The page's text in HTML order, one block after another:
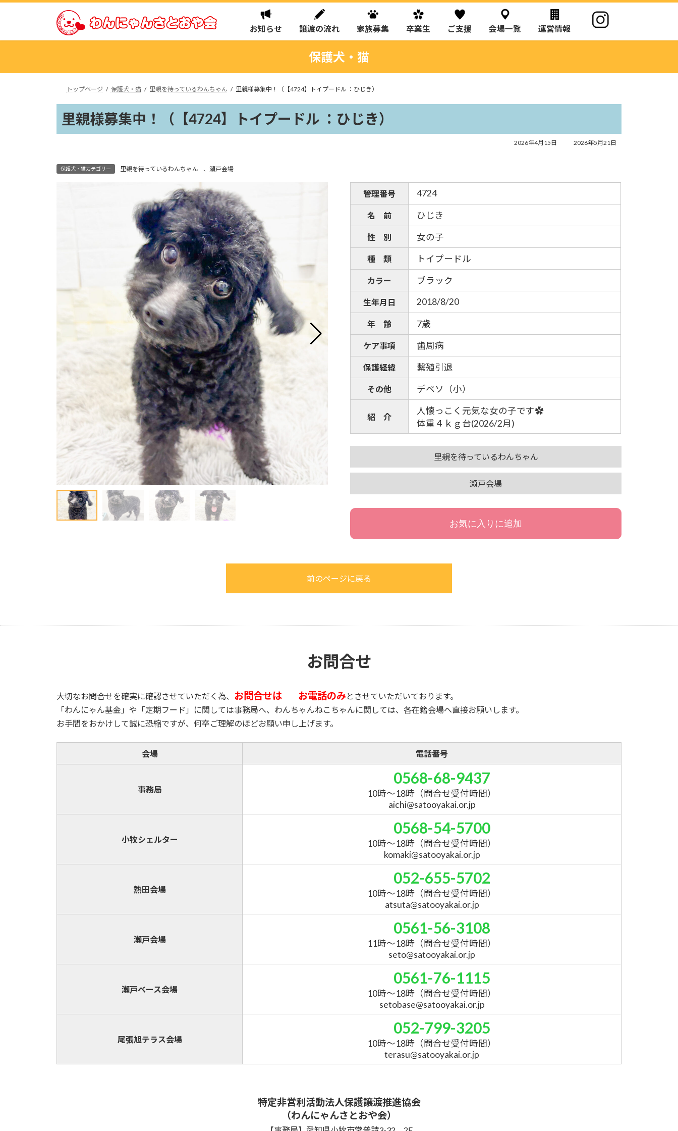
お知らせ 譲渡の流れ 家族募集 卒業生 ご支援 会場一覧 運営情報
保護犬・猫
トップページ 保護犬・猫 里親を待っているわんちゃん 里親様募集中！（【4724】トイプードル ：ひじき）
里親様募集中！（【4724】トイプードル ：ひじき）
2026年4月15日
最
時
2026年5月21日
保護犬・猫カテゴリー 里親を待っているわんちゃん 、 瀬戸会場
管理番号 4724
名 前 ひじき
性 別 女の子
種 類 トイプードル
カラー ブラック
生年月日 2018/8/20
年 齢 7歳
ケア事項 歯周病
保護経緯 繫殖引退
その他 デベソ（小）
紹 介
人懐っこく元気な女の子です✿
体重４ｋｇ台(2026/2月)
里親を待っているわんちゃん
瀬戸会場
お気に入りに追加
前のページに戻る
お問合せ
大切なお問合せを確実に確認させていただく為、 お問合せは お電話のみ とさせていただいております。
「わんにゃん基金」や「定期フード」に関しては事務局へ、わんちゃんねこちゃんに関しては、各在籍会場へ直接お願いします。
お手間をおかけして誠に恐縮ですが、何卒ご理解のほどお願い申し上げます。
会場 電話番号
事務局
0568-68-9437
10時～18時 （問合せ受付時間）
aichi@satooyakai.or.jp
小牧シェルター
0568-54-5700
10時～18時 （問合せ受付時間）
komaki@satooyakai.or.jp
熱田会場
052-655-5702
10時～18時 （問合せ受付時間）
atsuta@satooyakai.or.jp
瀬戸会場
0561-56-3108
11時～18時 （問合せ受付時間）
seto@satooyakai.or.jp
瀬戸ベース会場
0561-76-1115
10時～18時 （問合せ受付時間）
setobase@satooyakai.or.jp
尾張旭テラス会場
052-799-3205
10時～18時 （問合せ受付時間）
terasu@satooyakai.or.jp
特定非営利活動法人保護譲渡推進協会
（わんにゃんさとおや会）